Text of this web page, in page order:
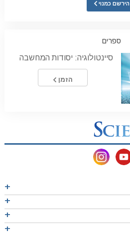
הירשם כמנוי
ספרים
סיינטולוגיה: יסודות המחשבה
הזמן